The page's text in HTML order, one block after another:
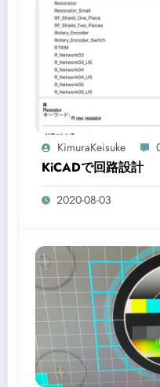
KimuraKeisuke
KiCADで回路設計
2020-08-03